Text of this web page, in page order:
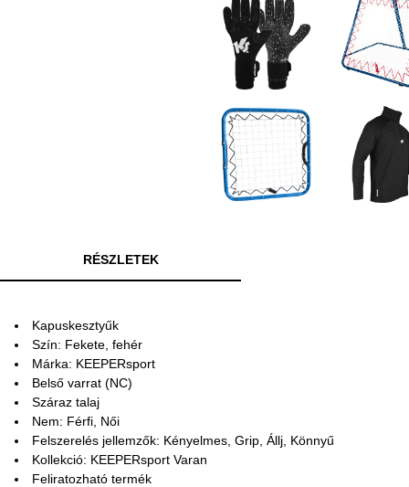
RÉSZLETEK
Kapuskesztyűk
Szín: Fekete, fehér
Márka: KEEPERsport
Belső varrat (NC)
Száraz talaj
Nem: Férfi, Női
Felszerelés jellemzők: Kényelmes, Grip, Állj, Könnyű
Kollekció: KEEPERsport Varan
Feliratozható termék